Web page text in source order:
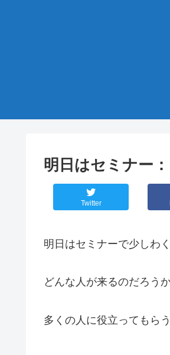
明日はセミナー
Twitter
明日はセミナーで少しわ
どんな人が来るのだろうか
多くの人に役立ってもら